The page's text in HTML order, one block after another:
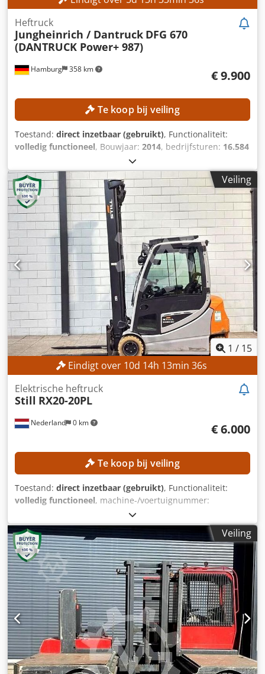
Hamburg 358 km
Heftruck
Jungheinrich / Dantruck DFG 670
(DANTRUCK Power+ 987)
€ 9.900
Te koop bij veiling
Toestand: direct inzetbaar (gebruikt), Functionaliteit:
volledig functioneel, Bouwjaar: 2014, bedrijfsturen: 16.584
, hefhoogte:
bouwhoogte:2.910 mm, vorkenbordbreedte:2.000 mm,
vorklengte: 1.800 mm, TECHNISCHE GEGEVENS
Draagvermogen: 6.590 kg Lastzwaartepunt: 600 mm
Hefhoogte: 4.010 mm Bouwhoogte: 2.910 mm Vorklengte:
1.800 mm Vorkbreedte: 150 mm Vorkdikte: 70 mm
Vorkdragerbreedte: 2.000 mm MACHINEGEGEVENS
Aandrijftype: Verbrandingsmotor Masttype: Standaard
Afmetingen en gewicht Afmetingen (L x B x H): 3.550 x
2.000 x 2.910 mm Eigen gewicht: 12.270 kg Voorbanden:
Superelastisch, 8,25-15 Dsdpjzrgh Aefx Al Dock
Achterbanden: Superelastisch, 8,25-15 Bedrijfsuren:
16.584 uur
Veiling
1 / 15
Eindigt over 10d 14h 13min 33s
Nederland 0 km
Elektrische heftruck
Still RX20-20PL
€ 6.000
Te koop bij veiling
Toestand: direct inzetbaar (gebruikt), Functionaliteit:
volledig functioneel, machine-/voertuignummer:
2019
draagvermogen:2.000 kg, hefhoogte:7.960 mm, vrije
hefhoogte:2.710 mm, brandstoftype:elektrisch
, masttype:
triplex, vorklengte:1.200 mm, TECHNISCHE SPECIFICATIES
Draagvermogen: 2.000 kg Maximale hefhoogte: 7.960 mm
Vrije hefhoogte: 2.710 mm Dsdpfx Alezrmtxe Deck Lengte
vorken: 1.200 mm Maximale vorkbreedte: 940 mm
Minimale vorkbreedte: 240 mm MACHINE DETAILS Type
mast: Triplex Accu Aandrijving: Elektrisch Accutype:
6PzS750 Bouwjaar accu: 2019 Accucapaciteit: 750 Ah
Accuspanning: 48 V Afmetingen accubak (L x B x H): 825 x
735 x 630 mm Draaiuren: 10.214 uur Afmetingen en
gewicht Afmetingen (L x B x H): 2.150 x 1.140 x 3.210 mm
Veiling